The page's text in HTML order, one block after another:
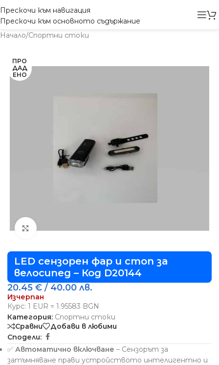
Прескочи към навигация
Прескочи към основното съдържание
Начало/Спортни стоки
ПРО
ДАД
ЕНО
Виж повече
LED сензорен фар и стоп за
велосипед – Код D20144
20.45 € / 40.00 лв.
Изчерпан
Курс: 1 EUR = 1.95583 BGN
Категория: Спортни стоки
Сравни
Добави в любими
Сподели:
✅ Автоматично включване – Сензорът за
затъмняване прави устройството интелигентно и